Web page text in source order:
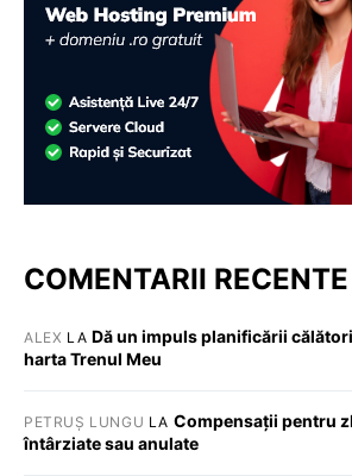
COMENTARII RECENTE
ALEX LA Dă un impuls planificării
harta Trenul Meu
PETRUȘ LUNGU LA Compensații pentru
întârziate sau anulate